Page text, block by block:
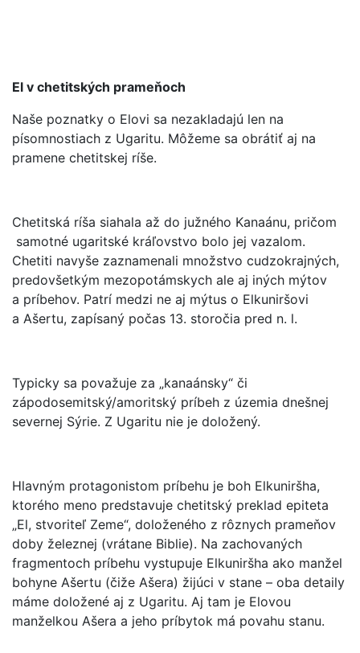
El v chetitských prameňoch
Naše poznatky o Elovi sa nezakladajú len na
písomnostiach z Ugaritu. Môžeme sa obrátiť aj na
pramene chetitskej ríše.
Chetitská ríša siahala až do južného Kanaánu, pričom
samotné ugaritské kráľovstvo bolo jej vazalom.
Chetiti navyše zaznamenali množstvo cudzokrajných,
predovšetkým mezopotámskych ale aj iných mýtov
a príbehov. Patrí medzi ne aj mýtus o Elkuniršovi
a Ašertu, zapísaný počas 13. storočia pred n. l.
Typicky sa považuje za „kanaánsky“ či
zápodosemitský/amoritský príbeh z územia dnešnej
severnej Sýrie. Z Ugaritu nie je doložený.
Hlavným protagonistom príbehu je boh Elkuniršha,
ktorého meno predstavuje chetitský preklad epiteta
„El, stvoriteľ Zeme“, doloženého z rôznych prameňov
doby železnej (vrátane Biblie). Na zachovaných
fragmentoch príbehu vystupuje Elkuniršha ako manžel
bohyne Ašertu (čiže Ašera) žijúci v stane – oba detaily
máme doložené aj z Ugaritu. Aj tam je Elovou
manželkou Ašera a jeho príbytok má povahu stanu.